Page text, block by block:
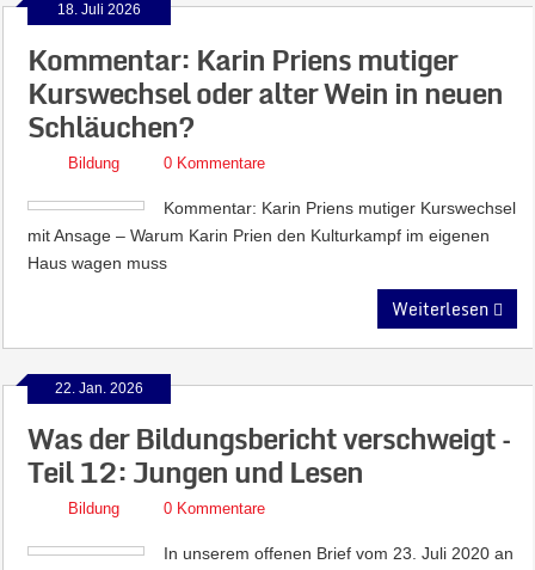
18. Juli 2026
Kommentar: Karin Priens mutiger
Kurswechsel oder alter Wein in neuen
Schläuchen?
Bildung 0 Kommentare
Kommentar: Karin Priens mutiger Kurswechsel
mit Ansage – Warum Karin Prien den Kulturkampf im eigenen
Haus wagen muss
Weiterlesen
22. Jan. 2026
Was der Bildungsbericht verschweigt –
Teil 12: Jungen und Lesen
Bildung 0 Kommentare
In unserem offenen Brief vom 23. Juli 2020 an